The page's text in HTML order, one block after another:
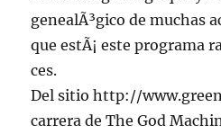
genealÃ³gico de muchas
que estÃ¡ este programa
ces.
Del sitio http://
carrera de The God